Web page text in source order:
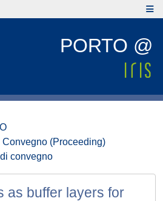
PORTO @
(Proceeding)
convegno
as buffer layers for